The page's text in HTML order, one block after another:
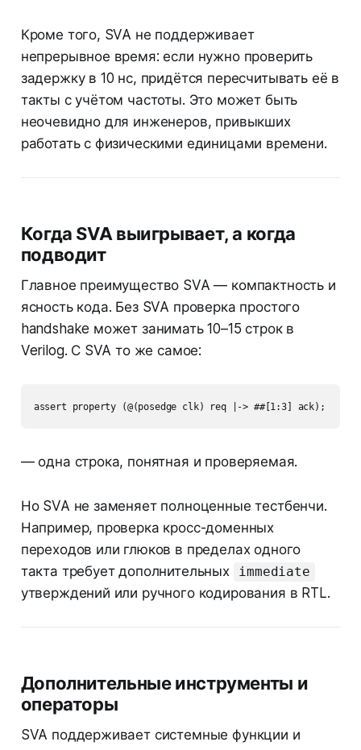
Кроме того, SVA не поддерживает
непрерывное время: если нужно проверить
задержку в 10 нс, придётся пересчитывать её в
такты с учётом частоты. Это может быть
неочевидно для инженеров, привыкших
работать с физическими единицами времени.
Когда SVA выигрывает, а когда
подводит
Главное преимущество SVA — компактность и
ясность кода. Без SVA проверка простого
handshake может занимать 10–15 строк в
Verilog. С SVA то же самое:
— одна строка, понятная и проверяемая.
Но SVA не заменяет полноценные тестбенчи.
Например, проверка кросс-доменных
переходов или глюков в пределах одного
такта требует дополнительных
immediate
утверждений или ручного кодирования в RTL.
Дополнительные инструменты и
операторы
SVA поддерживает системные функции и